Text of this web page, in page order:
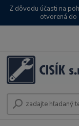
Z dôvodu účasti na
otvorená do